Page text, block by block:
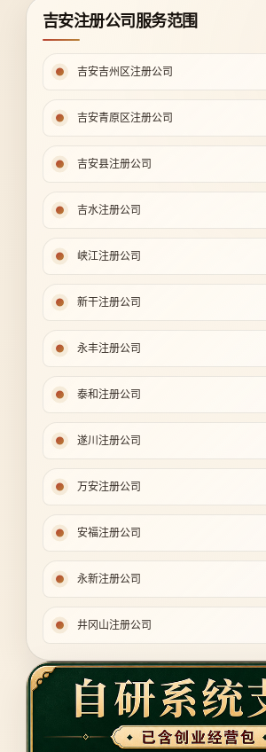
吉安注册公司服务范围
吉安吉州区注册公司
吉安青原区注册公司
吉安县注册公司
吉水注册公司
峡江注册公司
新干注册公司
永丰注册公司
泰和注册公司
遂川注册公司
万安注册公司
安福注册公司
永新注册公司
井冈山注册公司